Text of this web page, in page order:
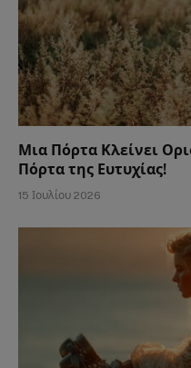
Μια Πόρτα Κλείνει
Πόρτα της Ευτυχίας!
15 Ιουλίου 2026